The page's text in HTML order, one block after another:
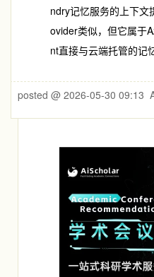
ndry记忆服务的上下文
ovider类似，但它属于
nt直接与云端托管的记
posted @ 2026-05-30 09:13